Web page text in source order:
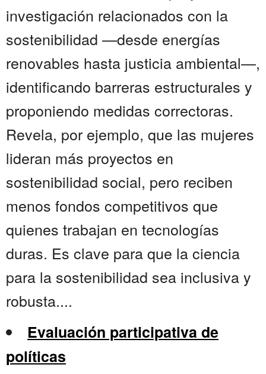
investigación relacionados con la
sostenibilidad —desde energías
renovables hasta justicia ambiental—,
identificando barreras estructurales y
proponiendo medidas correctoras.
Revela, por ejemplo, que las mujeres
lideran más proyectos en
sostenibilidad social, pero reciben
menos fondos competitivos que
quienes trabajan en tecnologías
duras. Es clave para que la ciencia
para la sostenibilidad sea inclusiva y
robusta....
Evaluación participativa de
políticas